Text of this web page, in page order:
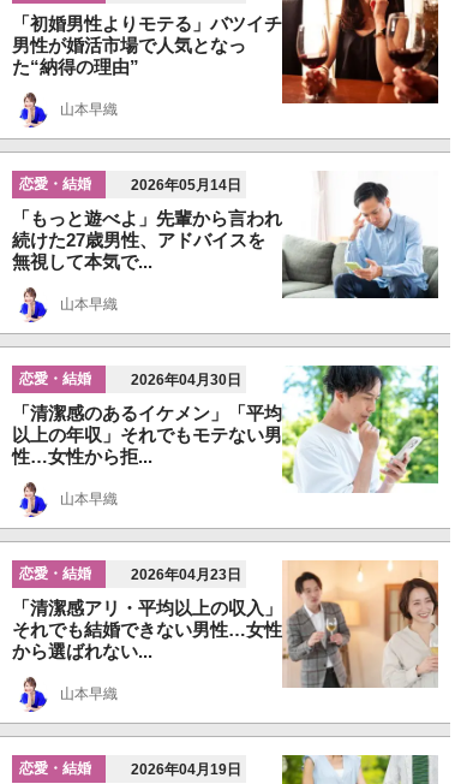
「初婚男性よりモテる」バツイチ
男性が婚活市場で人気となっ
た“納得の理由”
山本早織
恋愛・結婚 2026年05月14日
「もっと遊べよ」先輩から言われ
続けた27歳男性、アドバイスを
無視して本気で...
山本早織
恋愛・結婚 2026年04月30日
「清潔感のあるイケメン」「平均
以上の年収」それでもモテない男
性…女性から拒...
山本早織
恋愛・結婚 2026年04月23日
「清潔感アリ・平均以上の収入」
それでも結婚できない男性…女性
から選ばれない...
山本早織
恋愛・結婚 2026年04月19日